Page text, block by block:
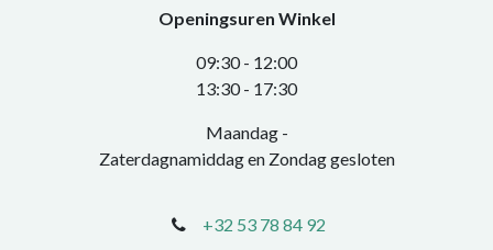
Openingsuren Winkel
0​9:30 - 12:00
​13:30 - 17:30​
Maandag -
Zaterdagnamiddag en Zondag gesloten
+32 53 78 84 92